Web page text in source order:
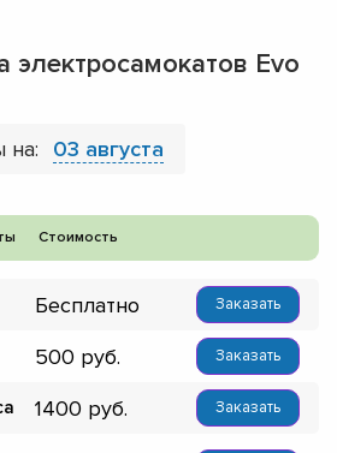
электросамокатов Evo
на: 03 августа
Стоимость
Бесплатно Заказать
500 Заказать
1400 Заказать